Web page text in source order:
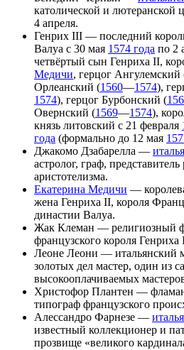
католической и лютеранской
4 апреля.
Генрих III — последний
Валуа с 30 мая 1574 года по 2
четвёртый сын Генриха II,
Медичи, герцог Ангулемский
Орлеанский (1560—1574),
1574), герцог Бурбонский (
Овернский (1569—1574),
князь литовский с 21 февраля
года (формально до 12 мая
Джакомо Дзабарелла —
астролог, граф, представитель
аристотелизма.
Екатерина Медичи —
жена Генриха II, короля
династии Валуа.
Жак Клеман — религиозный
французского короля Генриха
Леоне Леони — итальянский
золотых дел мастер, один из
высокооплачиваемых
Христофор Плантен —
типограф французского
Алессандро Фарнезе —
известный коллекционер и
прозвище «великого